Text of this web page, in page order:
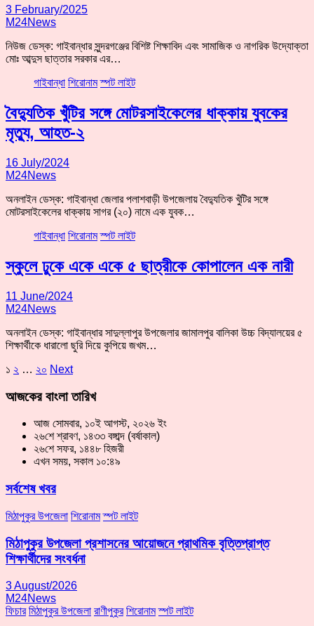
3 February/2025
M24News
নিউজ ডেস্ক: গাইবান্ধার সুন্দরগঞ্জের বিশিষ্ট শিক্ষাবিদ এবং সামাজিক ও নাগরিক উদ্যোক্তা
মোঃ আব্দুস ছাত্তার সরকার এর…
গাইবান্ধা শিরোনাম স্পট লাইট
বৈদ্যুতিক খুঁটির সঙ্গে মোটরসাইকেলের ধাক্কায় যুবকের
মৃত্যু, আহত-২
16 July/2024
M24News
অনলাইন ডেস্ক: গাইবান্ধা জেলার পলাশবাড়ী উপজেলায় বৈদ্যুতিক খুঁটির সঙ্গে
মোটরসাইকেলের ধাক্কায় সাগর (২০) নামে এক যুবক…
গাইবান্ধা শিরোনাম স্পট লাইট
স্কুলে ঢুকে একে একে ৫ ছাত্রীকে কোপালেন এক নারী
11 June/2024
M24News
অনলাইন ডেস্ক: গাইবান্ধার সাদুল্লাপুর উপজেলার জামালপুর বালিকা উচ্চ বিদ্যালয়ের ৫
শিক্ষার্থীকে ধারালো ছুরি দিয়ে কুপিয়ে জখম…
Posts
pagination
১ ২ … ২০ Next
আজকের বাংলা তারিখ
আজ সোমবার, ১০ই আগস্ট, ২০২৬ ইং
২৬শে শ্রাবণ, ১৪৩৩ বঙ্গাব্দ (বর্ষাকাল)
২৬শে সফর, ১৪৪৮ হিজরী
এখন সময়, সকাল ১০:৪৯
সর্বশেষ খবর
মিঠাপুকুর উপজেলা শিরোনাম স্পট লাইট
মিঠাপুকুর উপজেলা প্রশাসনের আয়োজনে প্রাথমিক বৃত্তিপ্রাপ্ত
শিক্ষার্থীদের সংবর্ধনা
3 August/2026
M24News
ফিচার মিঠাপুকুর উপজেলা রাণীপুকুর শিরোনাম স্পট লাইট